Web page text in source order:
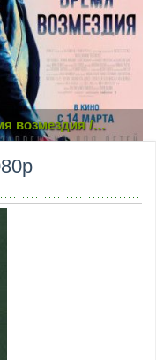
возмездия /
(2018) DVDScr |